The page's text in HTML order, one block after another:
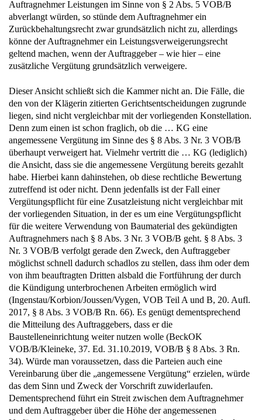
Auftragnehmer Leistungen im Sinne von § 2 Abs. 5 VOB/B
abverlangt würden, so stünde dem Auftragnehmer ein
Zurückbehaltungsrecht zwar grundsätzlich nicht zu, allerdings
könne der Auftragnehmer ein Leistungsverweigerungsrecht
geltend machen, wenn der Auftraggeber – wie hier – eine
zusätzliche Vergütung grundsätzlich verweigere.
Dieser Ansicht schließt sich die Kammer nicht an. Die Fälle, die
den von der Klägerin zitierten Gerichtsentscheidungen zugrunde
liegen, sind nicht vergleichbar mit der vorliegenden Konstellation.
Denn zum einen ist schon fraglich, ob die … KG eine
angemessene Vergütung im Sinne des § 8 Abs. 3 Nr. 3 VOB/B
überhaupt verweigert hat. Vielmehr vertritt die … KG (lediglich)
die Ansicht, dass sie die angemessene Vergütung bereits gezahlt
habe. Hierbei kann dahinstehen, ob diese rechtliche Bewertung
zutreffend ist oder nicht. Denn jedenfalls ist der Fall einer
Vergütungspflicht für eine Zusatzleistung nicht vergleichbar mit
der vorliegenden Situation, in der es um eine Vergütungspflicht
für die weitere Verwendung von Baumaterial des gekündigten
Auftragnehmers nach § 8 Abs. 3 Nr. 3 VOB/B geht. § 8 Abs. 3
Nr. 3 VOB/B verfolgt gerade den Zweck, den Auftraggeber
möglichst schnell dadurch schadlos zu stellen, dass ihm oder dem
von ihm beauftragten Dritten alsbald die Fortführung der durch
die Kündigung unterbrochenen Arbeiten ermöglich wird
(Ingenstau/Korbion/Joussen/Vygen, VOB Teil A und B, 20. Aufl.
2017, § 8 Abs. 3 VOB/B Rn. 66). Es genügt dementsprechend
die Mitteilung des Auftraggebers, dass er die
Baustelleneinrichtung weiter nutzen wolle (BeckOK
VOB/B/Kleineke, 37. Ed. 31.10.2019, VOB/B § 8 Abs. 3 Rn.
34). Würde man voraussetzen, dass die Parteien auch eine
Vereinbarung über die „angemessene Vergütung“ erzielen, würde
das dem Sinn und Zweck der Vorschrift zuwiderlaufen.
Dementsprechend führt ein Streit zwischen dem Auftragnehmer
und dem Auftraggeber über die Höhe der angemessenen